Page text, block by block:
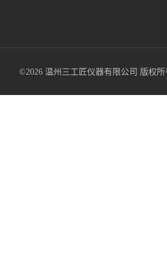
©2026 温州三工匠仪器有限公司 版权所